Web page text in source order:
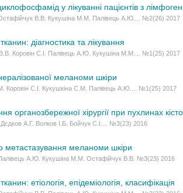
у лікуванні пацієнтів з
В.В. Кукушіна М.М. Палівець А.Ю.... №2(26) 2017
діагностика та лікування
Коровін С.І. Палівець А.Ю. Кукушіна М.М.... №1(25) 2017
меланоми шкіри
Коровін С.І. Кукушкіна С.М. Палівець А.Ю.... №1(25) 2017
органозбережної хірургії при пухлинах
А.Г. Волков І.Б. Бойчук С.І.... №3(23) 2016
метастазування меланоми шкіри
Палівець А.Ю. Кукушіна М.М. Остафійчук В.В. №3(23) 2016
етіологія, епідеміологія, класифікація